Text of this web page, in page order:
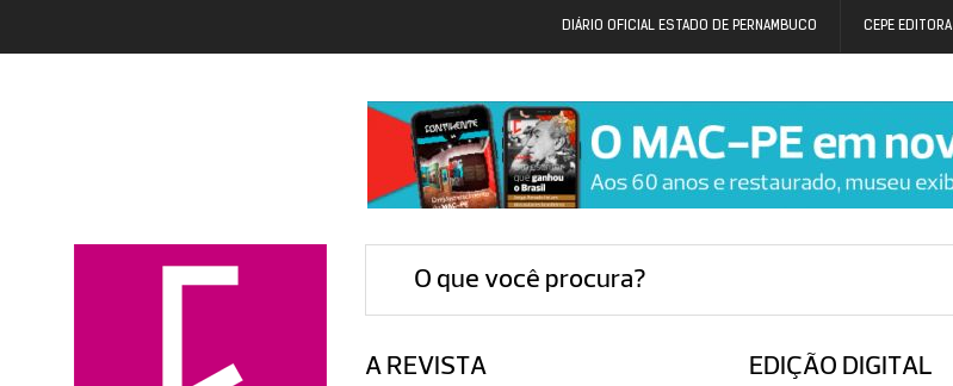
DIÁRIO OFICIAL ESTADO DE PERNAMBUCO CEPE EDITORA
O que você procura?
A REVISTA EDIÇÃO DIGITAL